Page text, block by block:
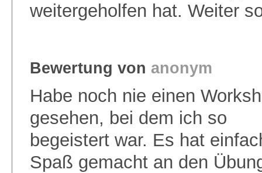
weitergeholfen hat. Weiter
Bewertung von anonym
Habe noch nie einen
gesehen, bei dem ich so
begeistert war. Es hat
Spaß gemacht an den